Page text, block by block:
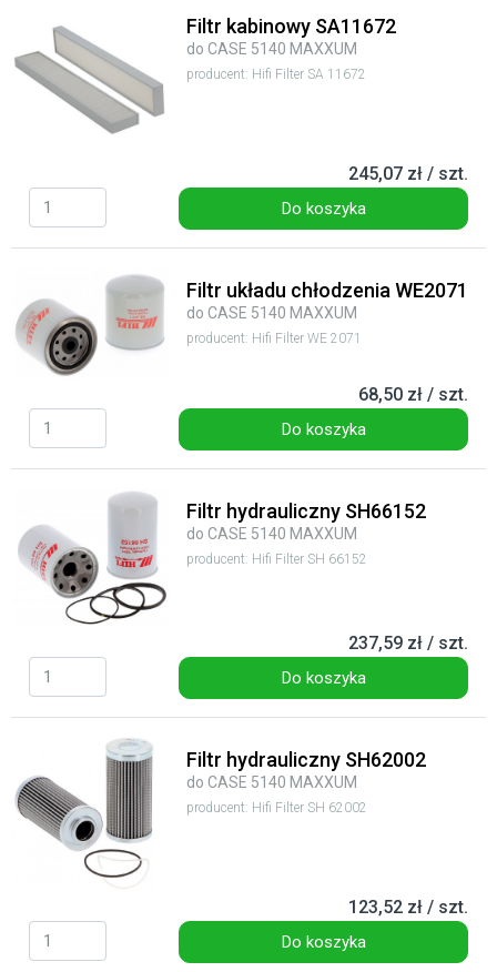
Filtr kabinowy SA11672
do CASE 5140 MAXXUM
producent: Hifi Filter SA 11672
245,07 zł / szt.
Do koszyka
Filtr układu chłodzenia WE2071
do CASE 5140 MAXXUM
producent: Hifi Filter WE 2071
68,50 zł / szt.
Do koszyka
Filtr hydrauliczny SH66152
do CASE 5140 MAXXUM
producent: Hifi Filter SH 66152
237,59 zł / szt.
Do koszyka
Filtr hydrauliczny SH62002
do CASE 5140 MAXXUM
producent: Hifi Filter SH 62002
123,52 zł / szt.
Do koszyka